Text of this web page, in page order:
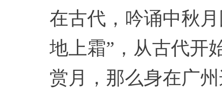
在古代，吟诵中秋
地上霜”，从古代开
赏月，那么身在广